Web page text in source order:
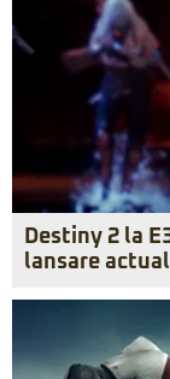
Destiny 2 la
lansare